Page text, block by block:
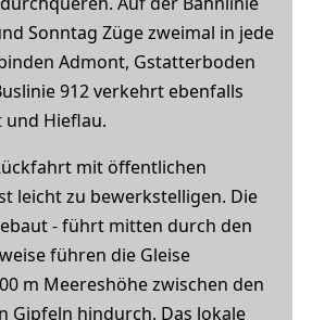
Sonntag Züge zweimal in jede
Admont, Gstatterboden
912 verkehrt ebenfalls
und Hieflau.
mit öffentlichen
leicht zu bewerkstelligen. Die
- führt mitten durch den
führen die Gleise
m Meereshöhe zwischen den
Gipfeln hindurch. Das lokale